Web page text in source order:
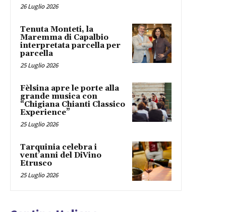
26 Luglio 2026
Tenuta Monteti, la
Maremma di Capalbio
interpretata parcella per
parcella
25 Luglio 2026
Fèlsina apre le porte alla
grande musica con
“Chigiana Chianti Classico
Experience”
25 Luglio 2026
Tarquinia celebra i
vent’anni del DiVino
Etrusco
25 Luglio 2026